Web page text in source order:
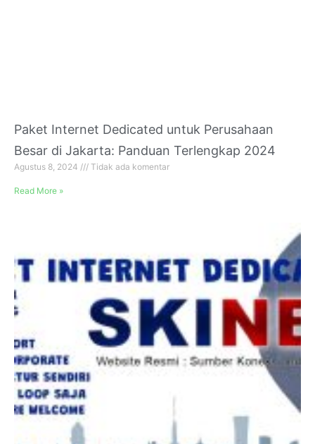
Paket Internet Dedicated untuk Perusahaan
Besar di Jakarta: Panduan Terlengkap 2024
Agustus 8, 2024 Tidak ada komentar
Read More »